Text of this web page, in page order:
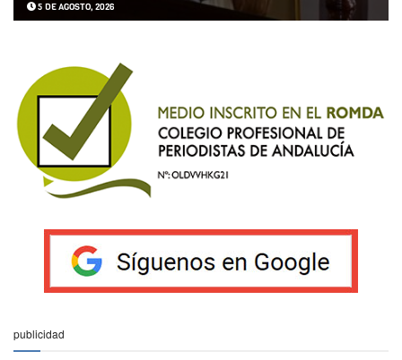
5 DE AGOSTO, 2026
publicidad